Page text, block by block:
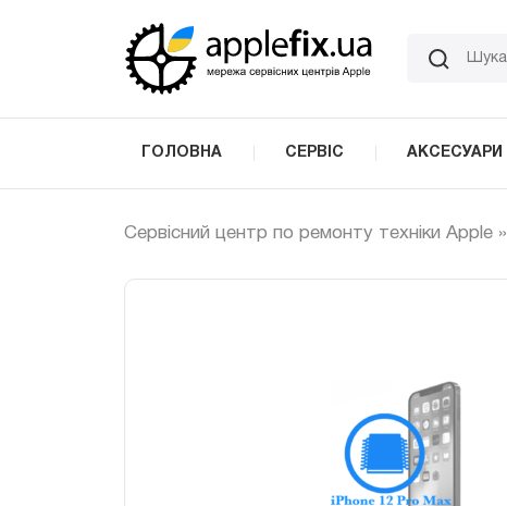
ГОЛОВНА СЕРВІС АКСЕСУАРИ
Сервісний центр по ремонту техніки Apple »